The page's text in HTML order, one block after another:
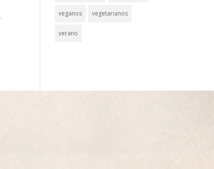
veganos vegetarianos
verano